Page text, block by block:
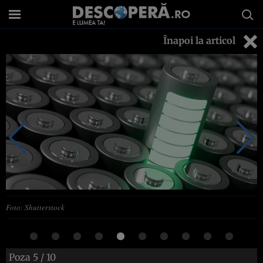
Înapoi la articol
Foto: Shutterstock
Poza 5 / 10